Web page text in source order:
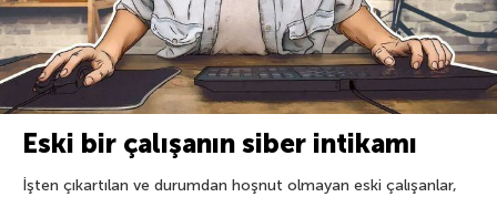
Eski bir çalışanın siber intikamı
İşten çıkartılan ve durumdan hoşnut olmayan eski çalışanlar,